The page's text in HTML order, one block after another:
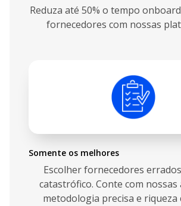
Reduza até 50% o tempo
fornecedores com nossas
Somente os melhores
Escolher fornecedores
catastrófico. Conte com nossas
metodologia precisa e riqueza